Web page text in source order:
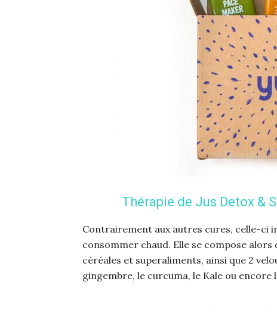
Thérapie de Jus Detox &
Contrairement aux autres cures, celle-ci
consommer chaud. Elle se compose
céréales et superaliments, ainsi que 2
gingembre, le curcuma, le Kale ou encore